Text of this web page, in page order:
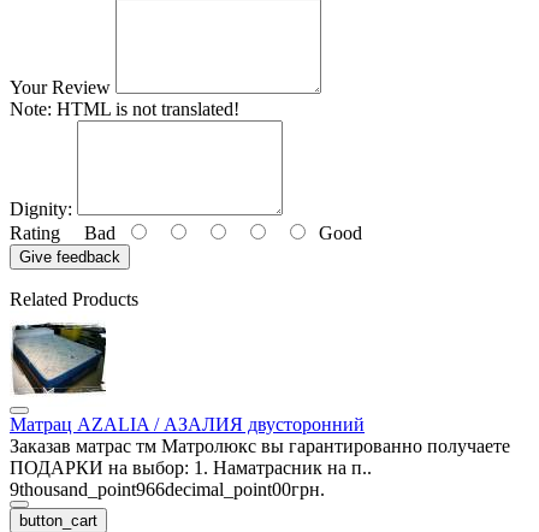
Your Review
Note: HTML is not translated!
Dignity:
Rating Bad Good
Give feedback
Related Products
Матрац AZALIA / АЗАЛИЯ двусторонний
Заказав матрас тм Матролюкс вы гарантированно получаете
ПОДАРКИ на выбор: 1. Наматрасник на п..
9thousand_point966decimal_point00грн.
button_cart